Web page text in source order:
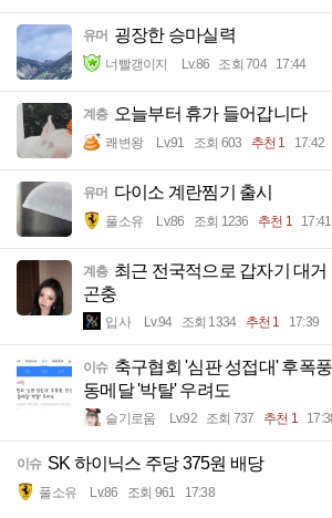
유머 굉장한 승마실력
너빨갱이지 Lv.86 조회 704 17:44
계층 오늘부터 휴가 들어갑니다
쾌변왕 Lv.91 조회 603 추천 1 17:42
유머 다이소 계란찜기 출시
풀소유 Lv.86 조회 1236 추천 1 17:41
계층 최근 전국적으로 갑자기 대
곤충
입사 Lv.94 조회 1334 추천 1 17:39
이슈 축구협회 '심판 성접대' 후폭
동메달 '박탈' 우려도
슬기로움 Lv.92 조회 737 추천 1
이슈 SK 하이닉스 주당 375원 배당
풀소유 Lv.86 조회 961 17:38